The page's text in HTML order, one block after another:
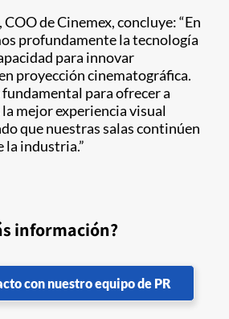
de Cinemex, concluye: “En
profundamente la tecnología
para innovar
proyección cinematográfica.
para ofrecer a
mejor experiencia visual
que nuestras salas continúen
la industria.”
información?
con nuestro equipo de PR